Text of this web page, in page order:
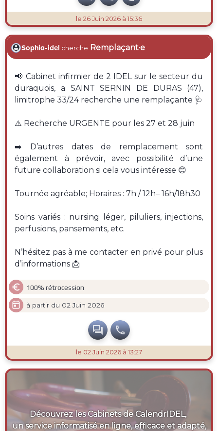
le 26 Juin 2026 à 15:36
Sophia-idel cherche Remplaçant·e
📢 Cabinet infirmier de 2 IDEL sur le secteur du
duraquois, a SAINT SERNIN DE DURAS (47),
limitrophe 33/24 recherche une remplaçante 🩺
⚠️ Recherche URGENTE pour les 27 et 28 juin
➡️ D’autres dates de remplacement sont
également à prévoir, avec possibilité d’une
future collaboration si cela vous intéresse 😊
Tournée agréable; Horaires : 7h / 12h– 16h/18h30
Soins variés : nursing léger, piluliers, injections,
perfusions, pansements, etc.
N’hésitez pas à me contacter en privé pour plus
d’informations 📩
 100% rétrocession
 à partir du 02 Juin 2026
 
le 02 Juin 2026 à 13:27
Découvrez les Cabinets de CalendrIDEL,
un service informatisé en ligne, efficace et adapté,